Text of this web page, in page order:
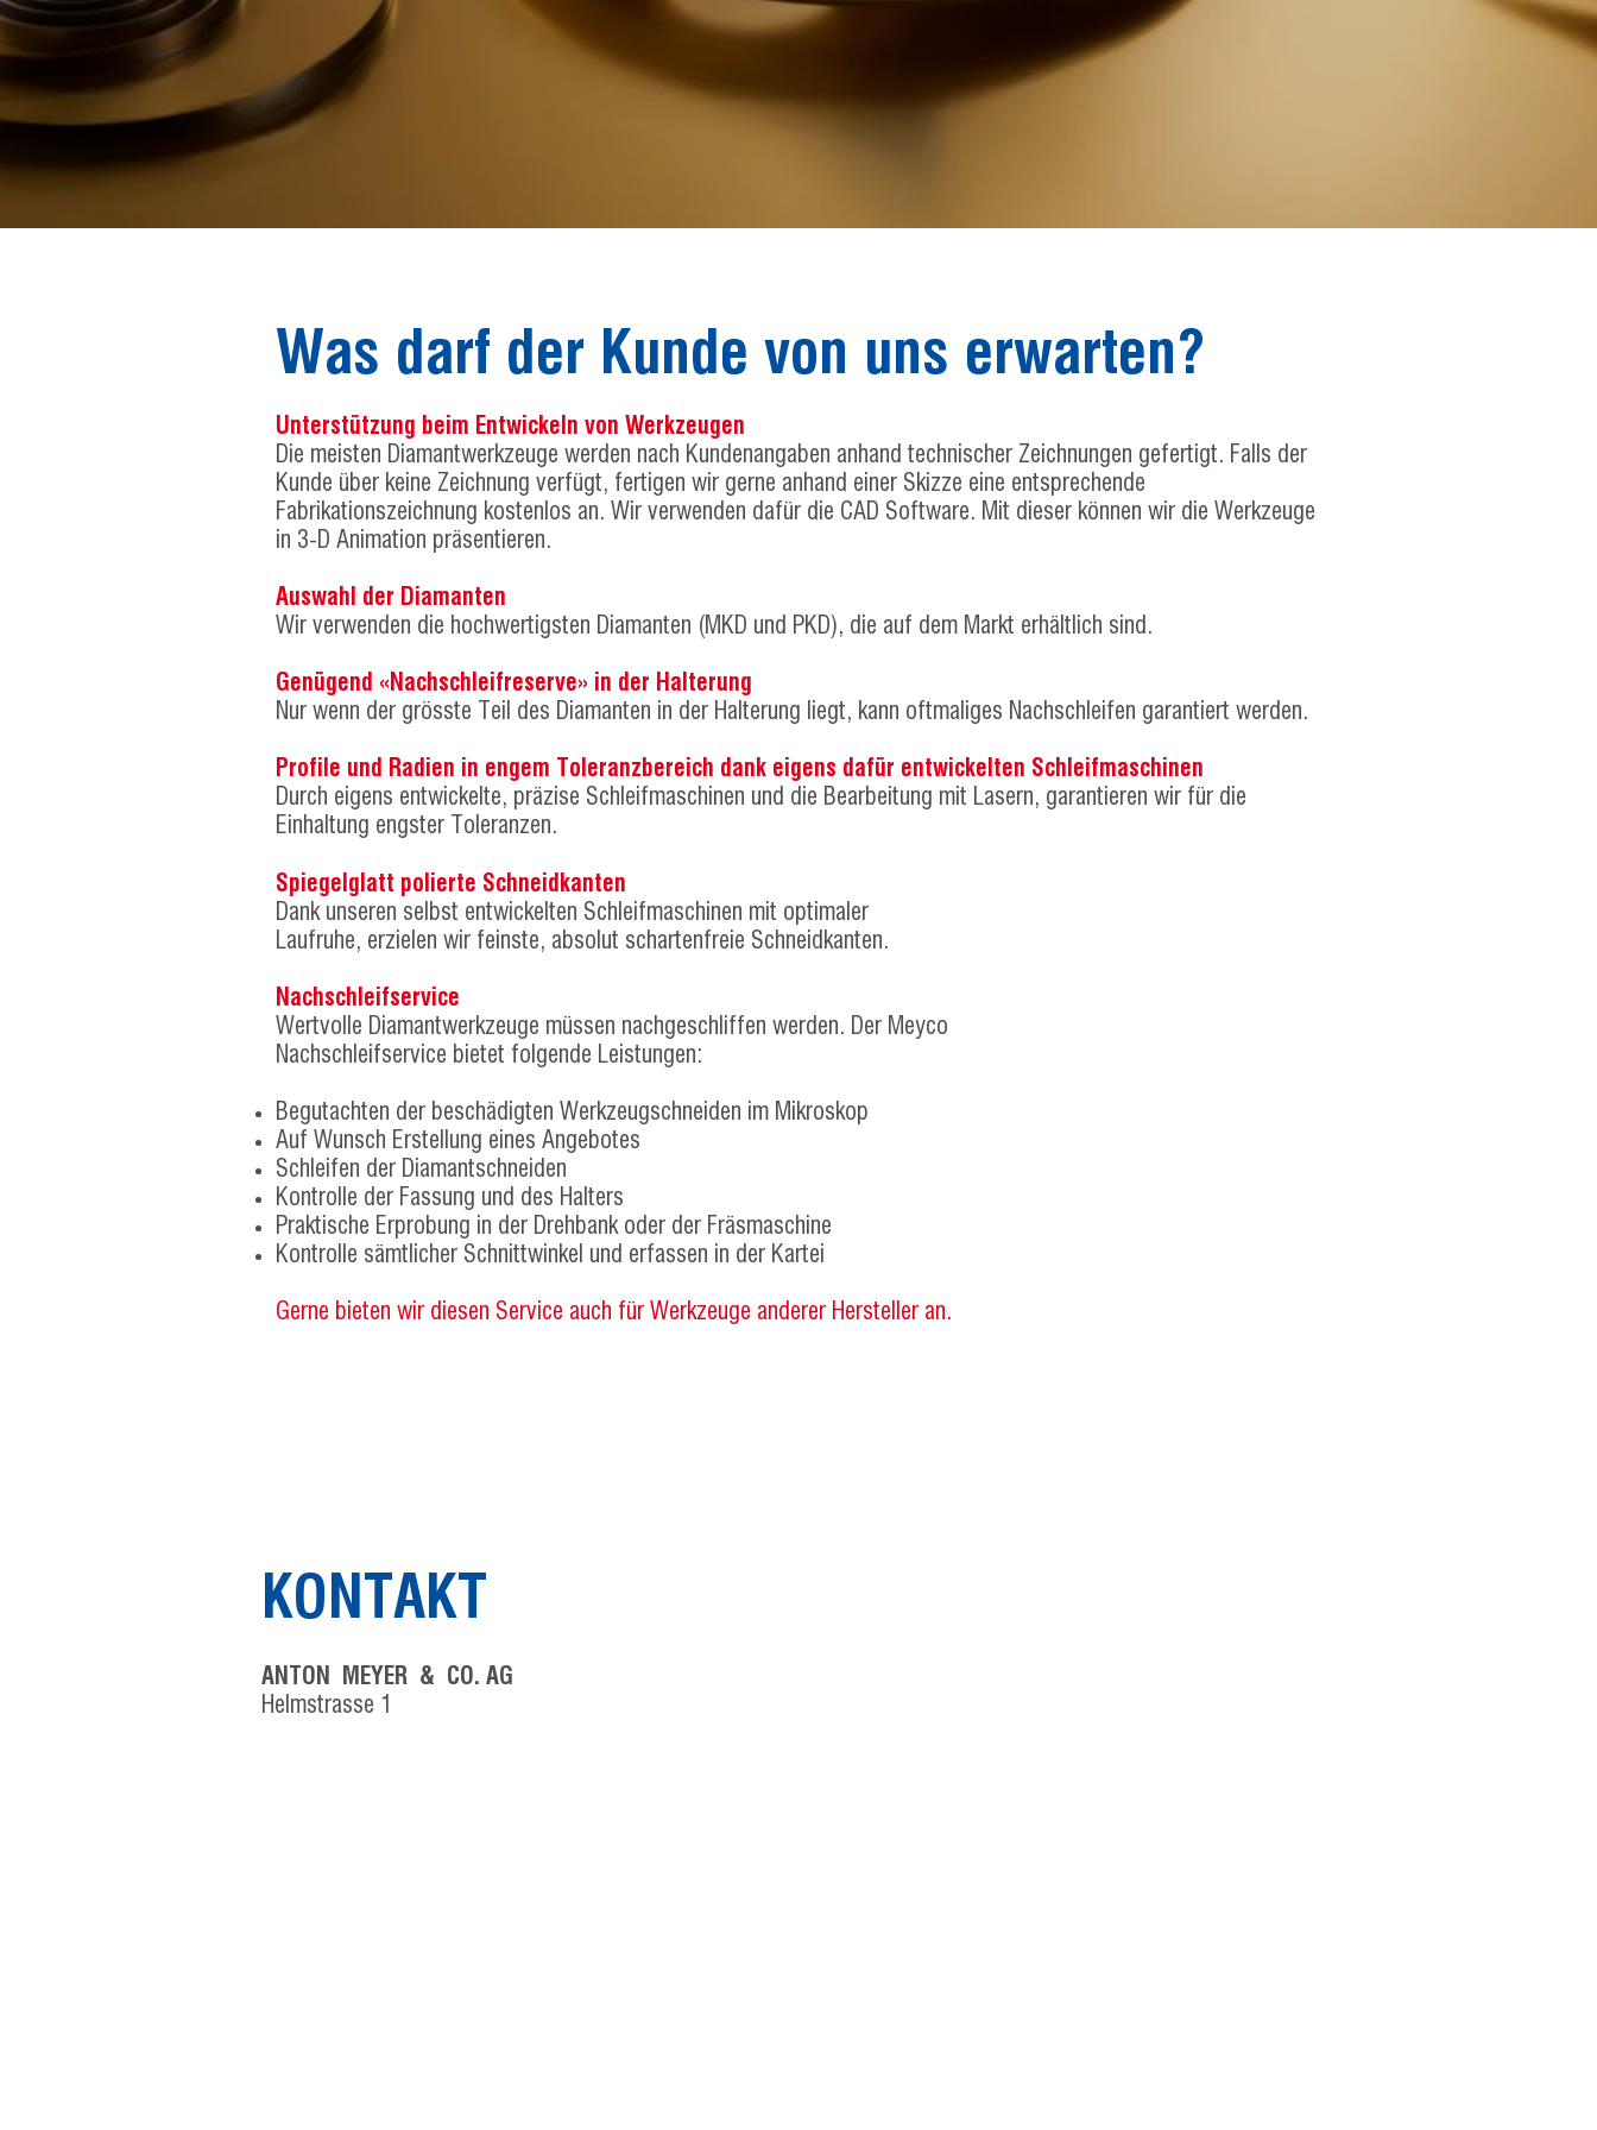
Was darf der Kunde von uns erwarten?
Unterstützung beim Entwickeln von Werkzeugen
Die meisten Diamantwerkzeuge werden nach Kundenangaben anhand technischer Zeichnungen gefertigt. Falls der
Kunde über keine Zeichnung verfügt, fertigen wir gerne anhand einer Skizze eine entsprechende
Fabrikationszeichnung kostenlos an. Wir verwenden dafür die CAD Software. Mit dieser können wir die Werkzeuge
in 3-D Animation präsentieren.
Auswahl der Diamanten
Wir verwenden die hochwertigsten Diamanten (MKD und PKD), die auf dem Markt erhältlich sind.
Genügend «Nachschleifreserve» in der Halterung
Nur wenn der grösste Teil des Diamanten in der Halterung liegt, kann oftmaliges Nachschleifen garantiert werden.
Profile und Radien in engem Toleranzbereich dank eigens dafür entwickelten Schleifmaschinen
Durch eigens entwickelte, präzise Schleifmaschinen und die Bearbeitung mit Lasern, garantieren wir für die
Einhaltung engster Toleranzen.
Spiegelglatt polierte Schneidkanten
Dank unseren selbst entwickelten Schleifmaschinen mit optimaler
Laufruhe, erzielen wir feinste, absolut schartenfreie Schneidkanten.
Nachschleifservice
Wertvolle Diamantwerkzeuge müssen nachgeschliffen werden. Der Meyco
Nachschleifservice bietet folgende Leistungen:
Begutachten der beschädigten Werkzeugschneiden im Mikroskop
Auf Wunsch Erstellung eines Angebotes
Schleifen der Diamantschneiden
Kontrolle der Fassung und des Halters
Praktische Erprobung in der Drehbank oder der Fräsmaschine
Kontrolle sämtlicher Schnittwinkel und erfassen in der Kartei
Gerne bieten wir diesen Service auch für Werkzeuge anderer Hersteller an.
KONTAKT
ANTON MEYER & CO. AG
Helmstrasse 1